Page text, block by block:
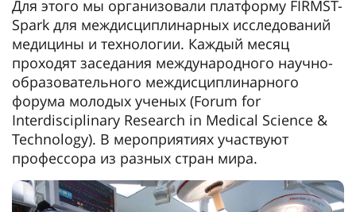
Для этого мы организовали платформу FIRMST-
Spark для междисциплинарных исследований
медицины и технологии. Каждый месяц
проходят заседания международного научно-
образовательного междисциплинарного
форума молодых ученых (Forum for
Interdisciplinary Research in Medical Science &
Technology). В мероприятиях участвуют
профессора из разных стран мира.